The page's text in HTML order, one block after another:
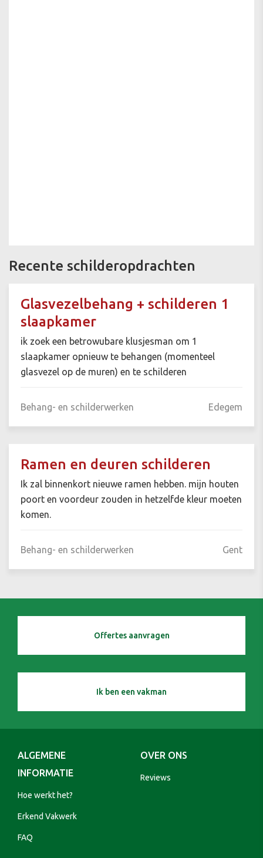
Recente schilderopdrachten
Glasvezelbehang + schilderen 1
slaapkamer
ik zoek een betrowubare klusjesman om 1
slaapkamer opnieuw te behangen (momenteel
glasvezel op de muren) en te schilderen
Behang- en schilderwerken Edegem
Ramen en deuren schilderen
Ik zal binnenkort nieuwe ramen hebben. mijn houten
poort en voordeur zouden in hetzelfde kleur moeten
komen.
Behang- en schilderwerken Gent
Offertes aanvragen
Ik ben een vakman
ALGEMENE
INFORMATIE
Hoe werkt het?
Erkend Vakwerk
FAQ
OVER ONS
Reviews